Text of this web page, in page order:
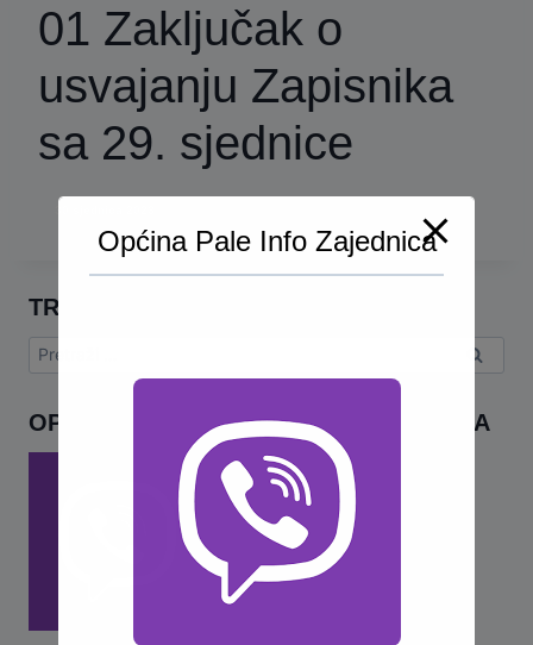
01 Zaključak o
usvajanju Zapisnika
sa 29. sjednice
TRAŽI
Pretraga:
OPĆINA PALE INFO – VIBER ZAJEDNICA
Općina Pale Info Zajednica